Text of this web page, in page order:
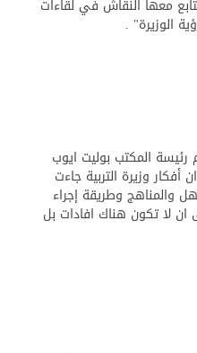
معها النقاش في لقاءات
الوزيرة" .
المكتب بوليت ايوب
وزيرة التربية جاءت
والمناهج وطريقة إجراء
ان لا تكون هناك افادات بل